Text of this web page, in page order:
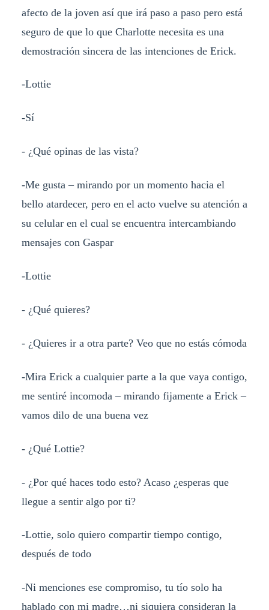
afecto de la joven así que irá paso a paso pero está
seguro de que lo que Charlotte necesita es una
demostración sincera de las intenciones de Erick.
-Lottie
-Sí
- ¿Qué opinas de las vista?
-Me gusta – mirando por un momento hacia el
bello atardecer, pero en el acto vuelve su atención a
su celular en el cual se encuentra intercambiando
mensajes con Gaspar
-Lottie
- ¿Qué quieres?
- ¿Quieres ir a otra parte? Veo que no estás cómoda
-Mira Erick a cualquier parte a la que vaya contigo,
me sentiré incomoda – mirando fijamente a Erick –
vamos dilo de una buena vez
- ¿Qué Lottie?
- ¿Por qué haces todo esto? Acaso ¿esperas que
llegue a sentir algo por ti?
-Lottie, solo quiero compartir tiempo contigo,
después de todo
-Ni menciones ese compromiso, tu tío solo ha
hablado con mi madre…ni siquiera consideran la